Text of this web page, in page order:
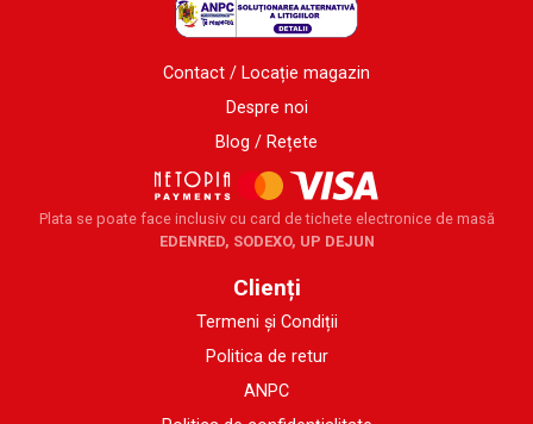
Contact / Locație magazin
Despre noi
Blog / Rețete
Plata se poate face inclusiv cu card de tichete electronice de masă
EDENRED, SODEXO, UP DEJUN
Clienți
Termeni și Condiții
Politica de retur
ANPC